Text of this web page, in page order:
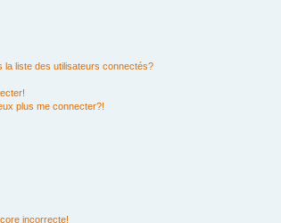
la liste des utilisateurs connectés?
plus me connecter?!
incorrecte!